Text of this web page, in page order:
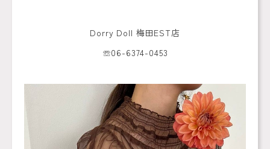
Dorry Doll 梅田EST店
☏06-6374-0453